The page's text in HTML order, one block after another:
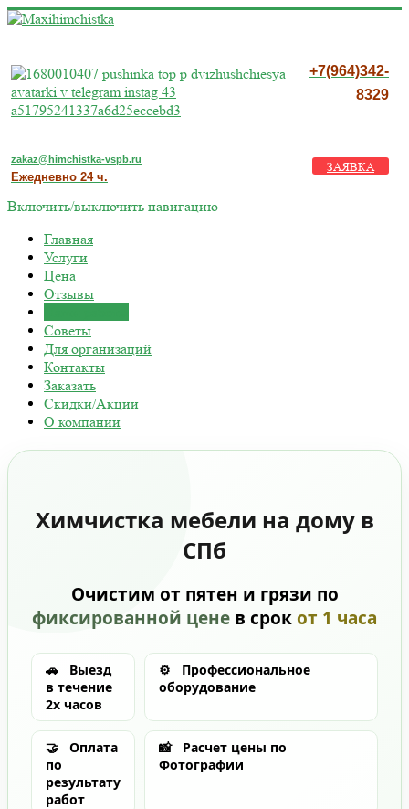
+7(964)342-
8329
zakaz@himchistka-vspb.ru
Ежедневно 24 ч.
ЗАЯВКА
Включить/выключить навигацию
Главная
Услуги
Цена
Отзывы
Советы
Для организаций
Контакты
Заказать
Скидки/Акции
О компании
Химчистка мебели на дому в
СПб
Очистим от пятен и грязи по
фиксированной цене в срокот 1 часа
🚗
Выезд
в течение
2х часов
⚙️
Профессиональное
оборудование
🤝
Оплата
по
результату
работ
📸
Расчет цены по
Фотографии